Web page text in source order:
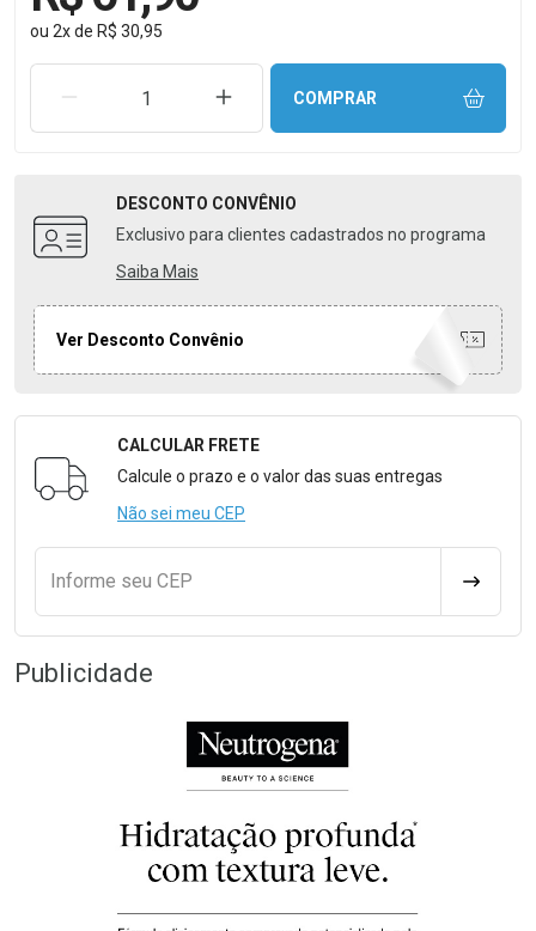
ou 2xde R$ 30,95
REMOVER UMA UNIDADEAUMENTAR UMA UNIDADE
COMPRAR
DESCONTO CONVÊNIO
Exclusivo para clientes cadastrados no programa
Saiba Mais
Ver Desconto Convênio
Formulário para Calcular o Frete
CALCULAR FRETE
Calcule o prazo e o valor das suas entregas
Não sei meu CEP
Informe seu CEP
Publicidade